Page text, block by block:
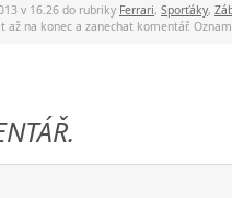
v 16.26 do rubriky Ferrari, Sporťáky,
až na konec a zanechat komentář.